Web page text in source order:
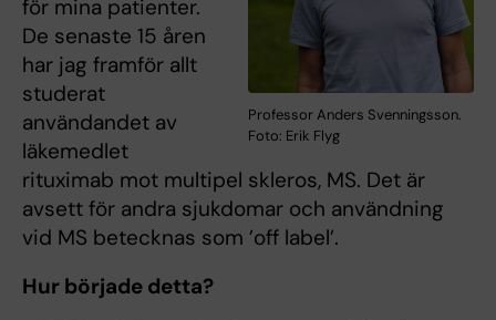
Professor Anders Svenningsson.
Foto: Erik Flyg
för mina patienter.
De senaste 15 åren
har jag framför allt
studerat
användandet av
läkemedlet
rituximab mot multipel skleros, MS. Det är
avsett för andra sjukdomar och användning
vid MS betecknas som ’off label’.
Hur började detta?